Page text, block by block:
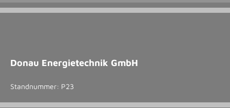
Donau Energietechnik GmbH
Standnummer: P23